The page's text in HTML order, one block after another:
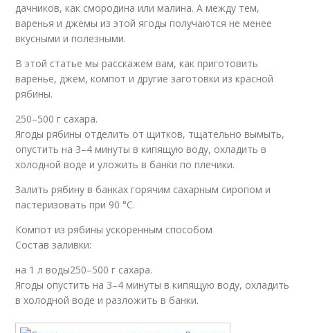
дачников, как смородина или малина. А между тем,
варенья и джемы из этой ягоды получаются не менее
вкусными и полезными.
В этой статье мы расскажем вам, как приготовить
варенье, джем, компот и другие заготовки из красной
рябины.
250–500 г сахара.
Ягоды рябины отделить от щитков, тщательно вымыть,
опустить на 3–4 минуты в кипящую воду, охладить в
холодной воде и уложить в банки по плечики.
Залить рябину в банках горячим сахарным сиропом и
пастеризовать при 90 °C.
Компот из рябины ускоренным способом
Состав заливки:
на 1 л воды250–500 г сахара.
Ягоды опустить на 3–4 минуты в кипящую воду, охладить
в холодной воде и разложить в банки.